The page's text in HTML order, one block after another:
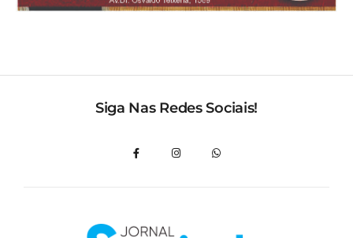
Siga Nas Redes Sociais!